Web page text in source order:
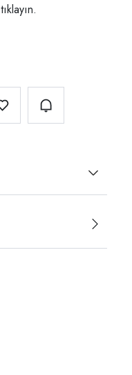
tıklayın.